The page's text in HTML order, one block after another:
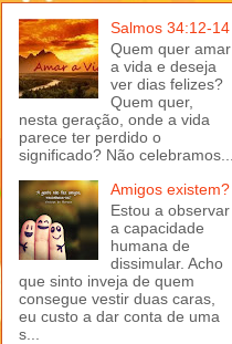
Salmos 34:12-14
Quem quer amar
a vida e deseja
ver dias felizes?
Quem quer,
nesta geração, onde a vida
parece ter perdido o
significado? Não celebramos...
Amigos existem?
Estou a observar
a capacidade
humana de
dissimular. Acho
que sinto inveja de quem
consegue vestir duas caras,
eu custo a dar conta de uma
s...